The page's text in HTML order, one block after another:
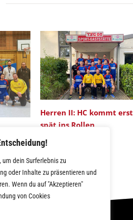
um dein Surferlebnis zu
oder Inhalte zu präsentieren und
Wenn du auf "Akzeptieren"
von Cookies
Herren II: HC kommt erst
spät ins Rollen